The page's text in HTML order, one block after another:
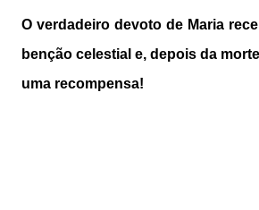
O verdadeiro devoto de Maria
benção celestial e, depois da
uma recompensa!